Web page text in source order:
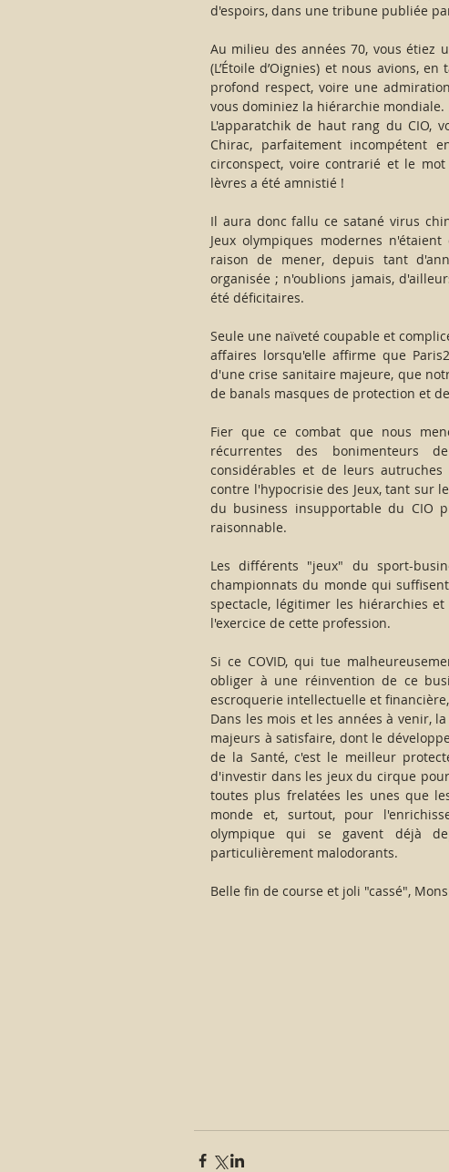
d'espoirs, dans une tribune publiée
Au milieu des années 70, vous étiez
(L’Étoile d’Oignies) et nous avions,
profond respect, voire une
vous dominiez la hiérarchie mondiale.
L'apparatchik de haut rang du CIO,
Chirac, parfaitement incompétent
circonspect, voire contrarié et le
lèvres a été amnistié !
Il aura donc fallu ce satané virus
Jeux olympiques modernes
raison de mener, depuis tant
organisée ; n'oublions jamais,
été déficitaires.
Seule une naïveté coupable et
affaires lorsqu'elle affirme que
d'une crise sanitaire majeure, que
de banals masques de protection et
Fier que ce combat que nous
récurrentes des bonimenteurs
considérables et de leurs
contre l'hypocrisie des Jeux, tant sur
du business insupportable du CIO
raisonnable.
Les différents "jeux" du sport-
championnats du monde qui
spectacle, légitimer les hiérarchies
l'exercice de cette profession.
Si ce COVID, qui tue
obliger à une réinvention de ce
escroquerie intellectuelle et
Dans les mois et les années à venir,
majeurs à satisfaire, dont le
de la Santé, c'est le meilleur
d'investir dans les jeux du cirque
toutes plus frelatées les unes que
monde et, surtout, pour
olympique qui se gavent déjà
particulièrement malodorants.
Belle fin de course et joli "cassé",